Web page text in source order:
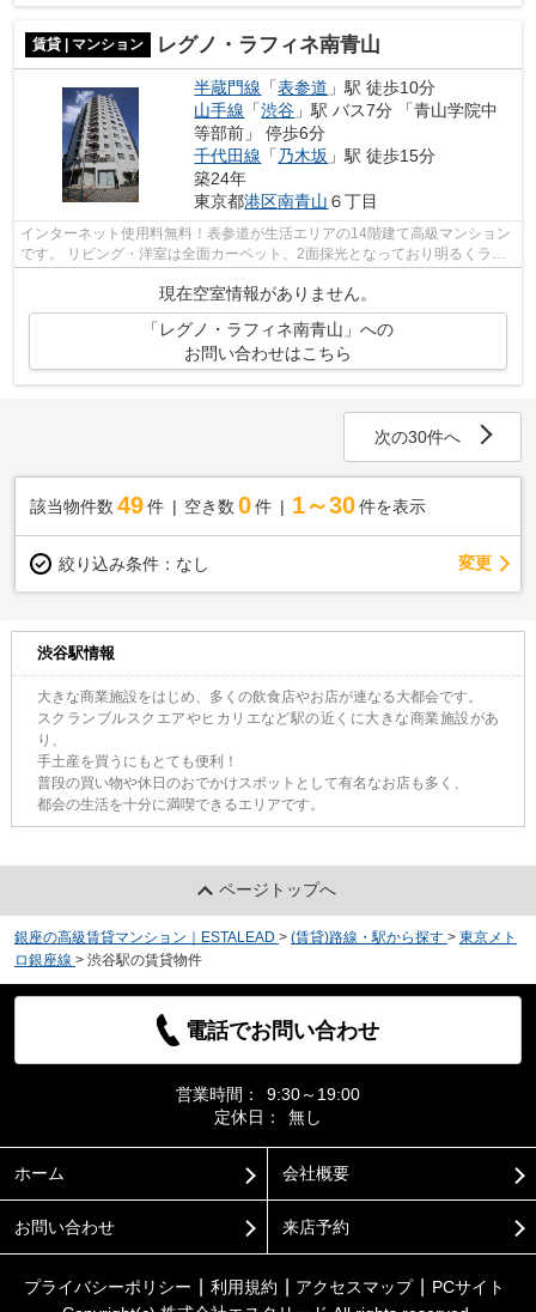
賃貸 | マンション レグノ・ラフィネ南青山
半蔵門線 「表参道 」駅 徒歩10分
山手線 「渋谷 」駅 バス7分 「青山学院中
等部前」 停歩6分
千代田線 「 乃木坂 」駅 徒歩15分
築24年
東京都港区南青山 ６丁目
インターネット使用料無料！表参道が生活エリアの14階建て高級マンション
です。 リビング・洋室は全面カーペット、2面採光となっており明るくラグ
ジュアリーな空間です。 生活に便利な...
現在空室情報がありません。
「レグノ・ラフィネ南青山」への
お問い合わせはこちら
次の30件へ
該当物件数 49件 空き数 0 件 1～30 件を表示
絞り込み条件： なし 変更
渋谷駅情報
大きな商業施設をはじめ、多くの飲食店やお店が連なる大都会です。
スクランブルスクエアやヒカリエなど駅の近くに大きな商業施設があ
り、
手土産を買うにもとても便利！
普段の買い物や休日のおでかけスポットとして有名なお店も多く、
都会の生活を十分に満喫できるエリアです。
ページトップへ
銀座の高級賃貸マンション｜ESTALEAD > (賃貸)路線・駅から探す > 東京メト
ロ銀座線 > 渋谷駅の賃貸物件
電話でお問い合わせ
営業時間：
9:30～19:00
定休日：
無し
ホーム 会社概要
お問い合わせ 来店予約
プライバシーポリシー 利用規約 アクセスマップ
PCサイト